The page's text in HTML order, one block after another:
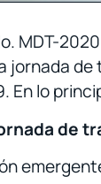
MDT-
jornada
En lo
de